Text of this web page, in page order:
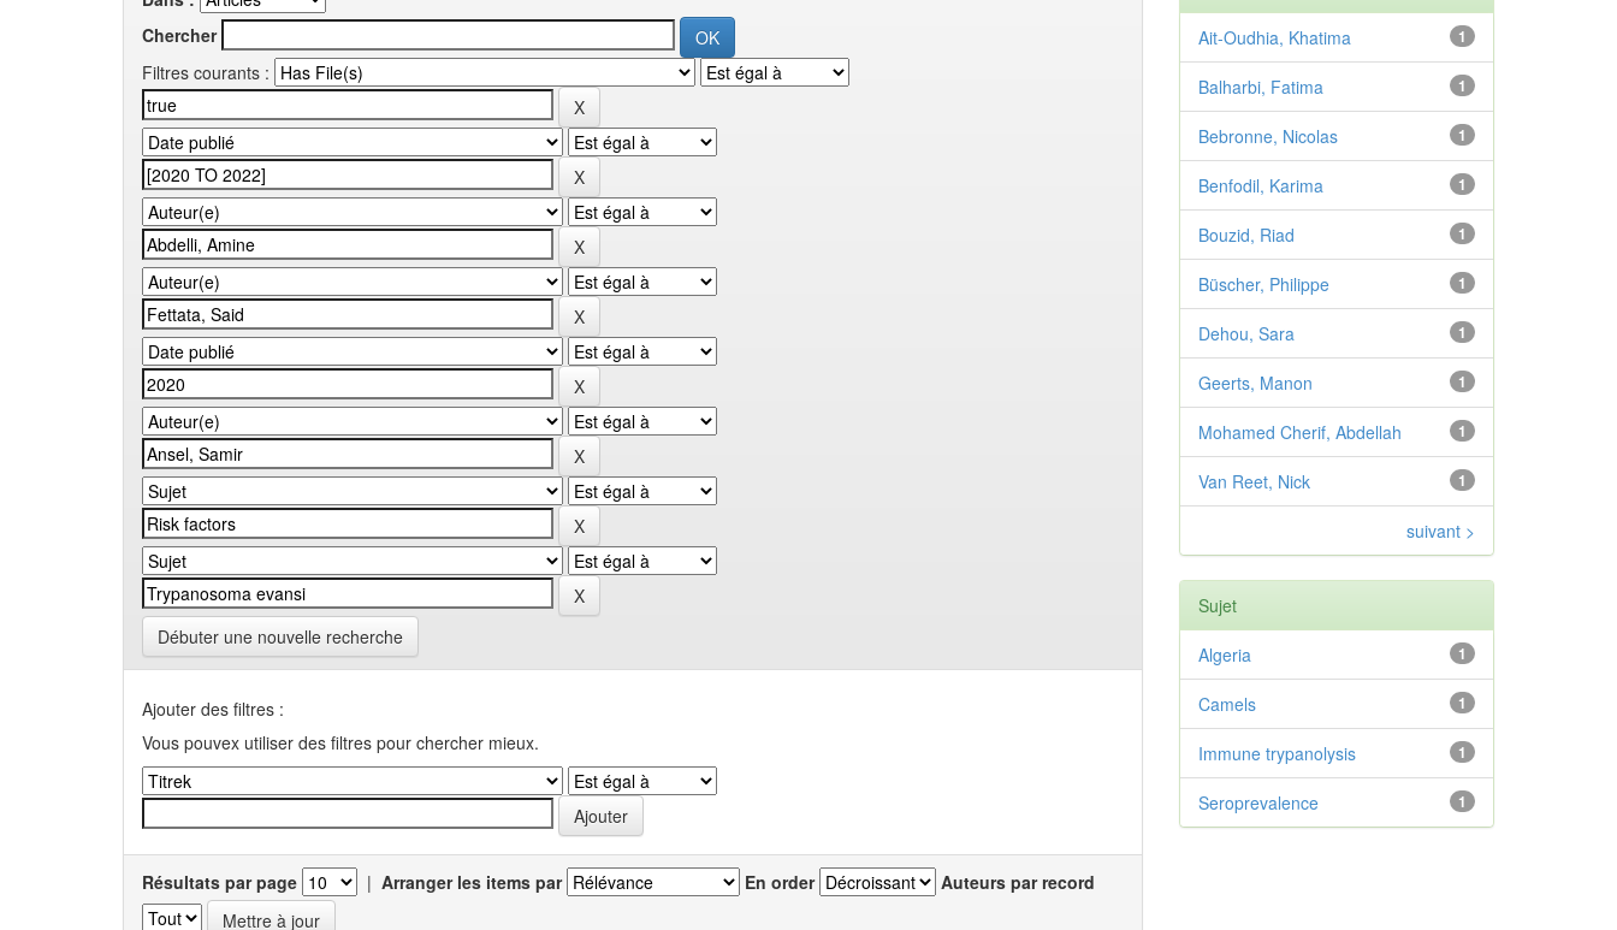
Chercher
Filtres courants :
Débuter une nouvelle recherche
Ajouter des filtres :
Vous pouvex utiliser des filtres pour chercher mieux.
Résultats par page | Arranger les items par En order Auteurs par record
1
Ait-Oudhia, Khatima
1
Balharbi, Fatima
1
Bebronne, Nicolas
1
Benfodil, Karima
1
Bouzid, Riad
1
Büscher, Philippe
1
Dehou, Sara
1
Geerts, Manon
1
Mohamed Cherif, Abdellah
1
Van Reet, Nick
suivant >
Sujet
1
Algeria
1
Camels
1
Immune trypanolysis
1
Seroprevalence